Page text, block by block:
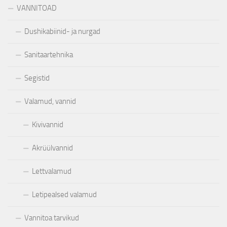
VANNITOAD
Dushikabiinid- ja nurgad
Sanitaartehnika
Segistid
Valamud, vannid
Kivivannid
Akrüülvannid
Lettvalamud
Letipealsed valamud
Vannitoa tarvikud